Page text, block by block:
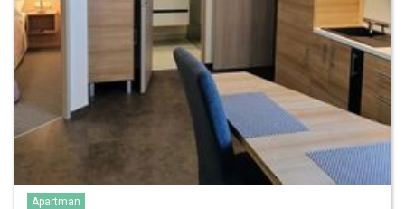
Apartman